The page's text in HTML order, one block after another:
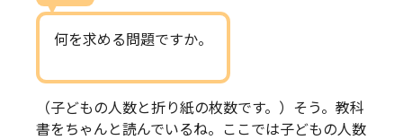
何を求める問題ですか。
（子どもの人数と折り紙の枚数です。）そう。教科
書をちゃんと読んでいるね。ここでは子どもの人数